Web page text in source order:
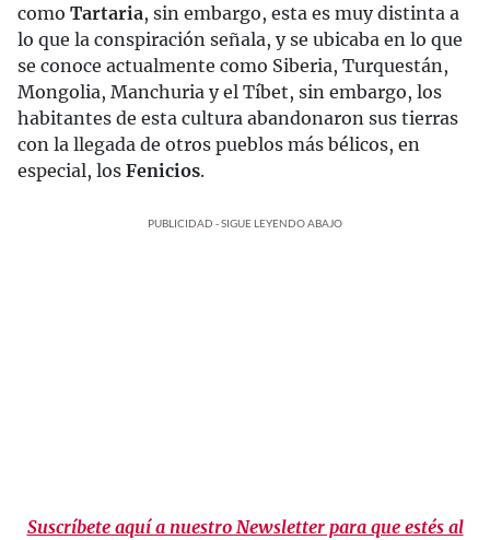
como Tartaria, sin embargo, esta es muy distinta a
lo que la conspiración señala, y se ubicaba en lo que
se conoce actualmente como Siberia, Turquestán,
Mongolia, Manchuria y el Tíbet, sin embargo, los
habitantes de esta cultura abandonaron sus tierras
con la llegada de otros pueblos más bélicos, en
especial, los Fenicios.
PUBLICIDAD - SIGUE LEYENDO ABAJO
Suscríbete aquí a nuestro Newsletter para que estés al